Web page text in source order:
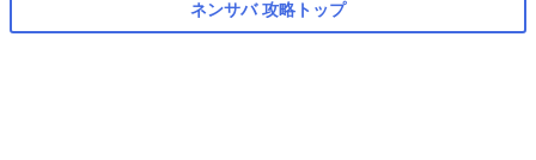
ネンサバ 攻略トップ